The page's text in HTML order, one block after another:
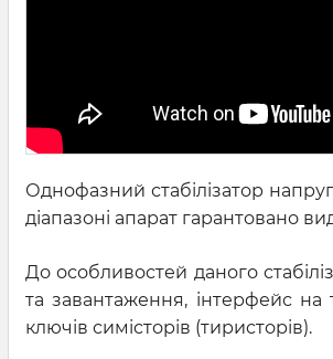
Однофазний стабілізатор
діапазоні апарат гарантовано
До особливостей даного
та завантаження, інтерфейс на
ключів симісторів (тиристорів).